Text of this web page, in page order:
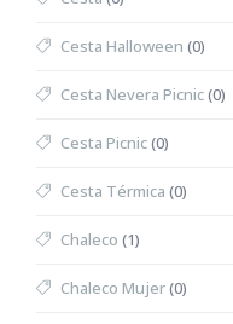
Cesta Halloween (0)
Cesta Nevera Picnic(0)
Cesta Picnic(0)
Cesta Térmica (0)
Chaleco (1)
Chaleco Mujer(0)